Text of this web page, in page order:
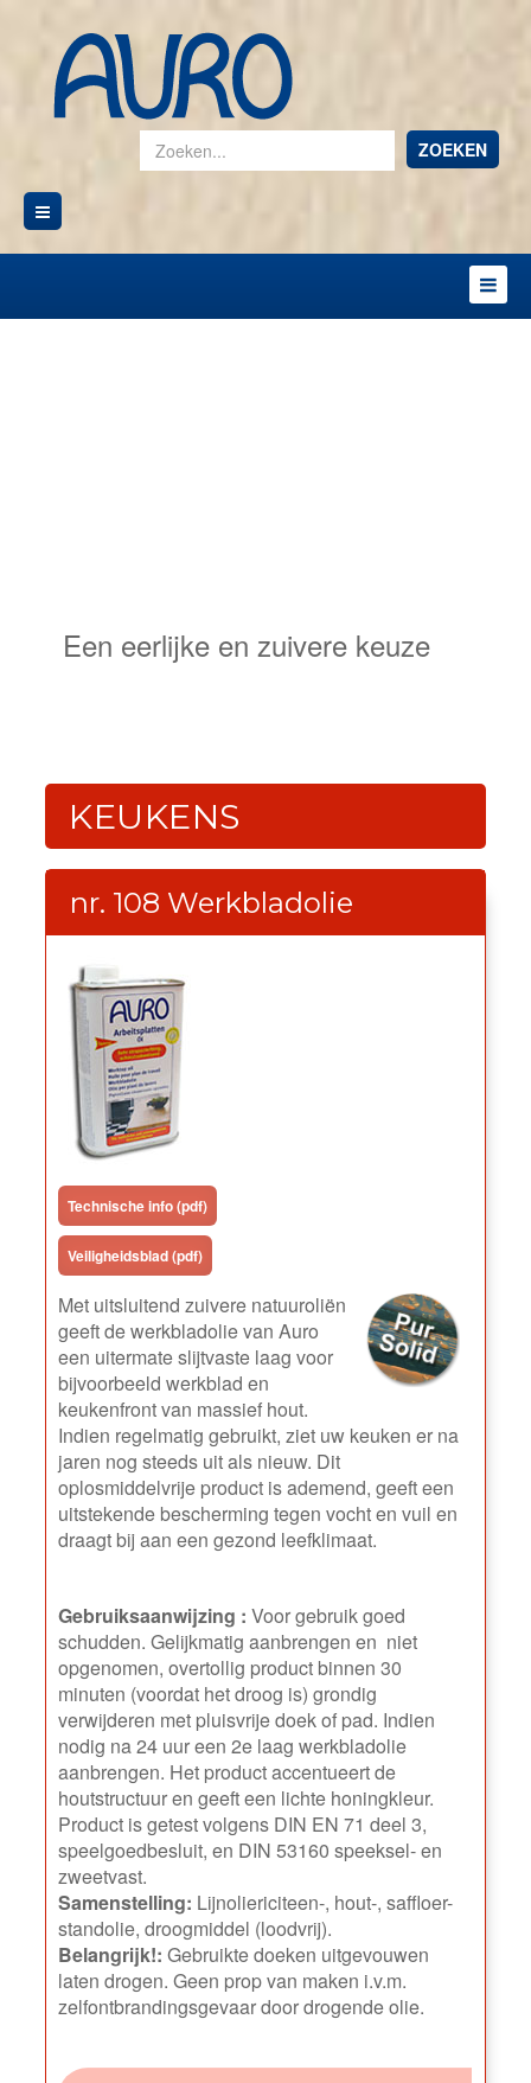
ZOEKEN
Een eerlijke en zuivere keuze
KEUKENS
nr. 108 Werkbladolie
Technische info (pdf)
Veiligheidsblad (pdf)
Met uitsluitend zuivere natuuroliën
geeft de werkbladolie van Auro
een uitermate slijtvaste laag voor
bijvoorbeeld werkblad en
keukenfront van massief hout.
Indien regelmatig gebruikt, ziet uw keuken er na
jaren nog steeds uit als nieuw. Dit
oplosmiddelvrije product is ademend, geeft een
uitstekende bescherming tegen vocht en vuil en
draagt bij aan een gezond leefklimaat.
Gebruiksaanwijzing :Voor gebruik goed
schudden. Gelijkmatig aanbrengen en niet
opgenomen, overtollig product binnen 30
minuten (voordat het droog is) grondig
verwijderen met pluisvrije doek of pad. Indien
nodig na 24 uur een 2e laag werkbladolie
aanbrengen. Het product accentueert de
houtstructuur en geeft een lichte honingkleur.
Product is getest volgens DIN EN 71 deel 3,
speelgoedbesluit, en DIN 53160 speeksel- en
zweetvast.
Samenstelling: Lijnoliericiteen-, hout-, saffloer-
standolie, droogmiddel (loodvrij).
Belangrijk!:Gebruikte doeken uitgevouwen
laten drogen. Geen prop van maken i.v.m.
zelfontbrandingsgevaar door drogende olie.